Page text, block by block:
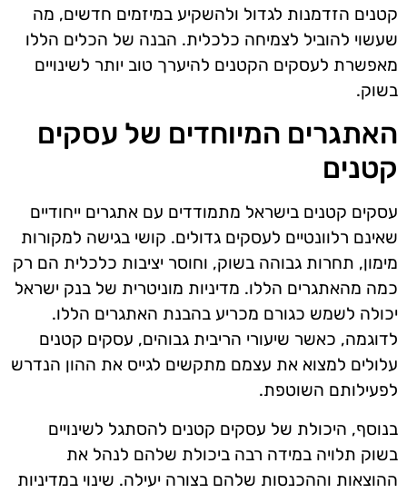
קטנים הזדמנות לגדול ולהשקיע במיזמים חדשים, מה
שעשוי להוביל לצמיחה כלכלית. הבנה של הכלים הללו
מאפשרת לעסקים הקטנים להיערך טוב יותר לשינויים
בשוק.
האתגרים המיוחדים של עסקים
קטנים
עסקים קטנים בישראל מתמודדים עם אתגרים ייחודיים
שאינם רלוונטיים לעסקים גדולים. קושי בגישה למקורות
מימון, תחרות גבוהה בשוק, וחוסר יציבות כלכלית הם רק
כמה מהאתגרים הללו. מדיניות מוניטרית של בנק ישראל
יכולה לשמש כגורם מכריע בהבנת האתגרים הללו.
לדוגמה, כאשר שיעורי הריבית גבוהים, עסקים קטנים
עלולים למצוא את עצמם מתקשים לגייס את ההון הנדרש
לפעילותם השוטפת.
בנוסף, היכולת של עסקים קטנים להסתגל לשינויים
בשוק תלויה במידה רבה ביכולת שלהם לנהל את
ההוצאות וההכנסות שלהם בצורה יעילה. שינוי במדיניות